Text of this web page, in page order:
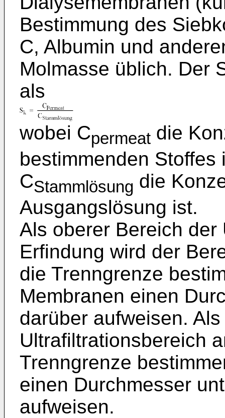
Bestimmung des
C, Albumin und
Molmasse üblich. Der
als
wobei Cpermeat die
bestimmenden
CStammlösung die
Ausgangslösung ist.
Als oberer Bereich
Erfindung wird der
die Trenngrenze
Membranen einen
darüber aufweisen.
Ultrafiltrationsbereich
Trenngrenze
einen Durchmesser
aufweisen.